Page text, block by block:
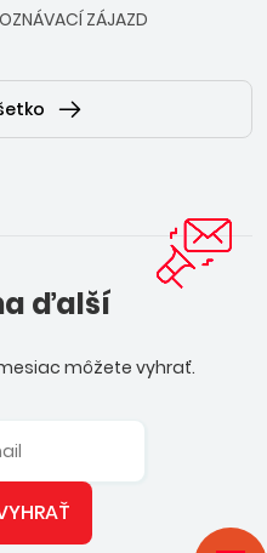
ZÁJAZD
ďalší
môžete vyhrať.